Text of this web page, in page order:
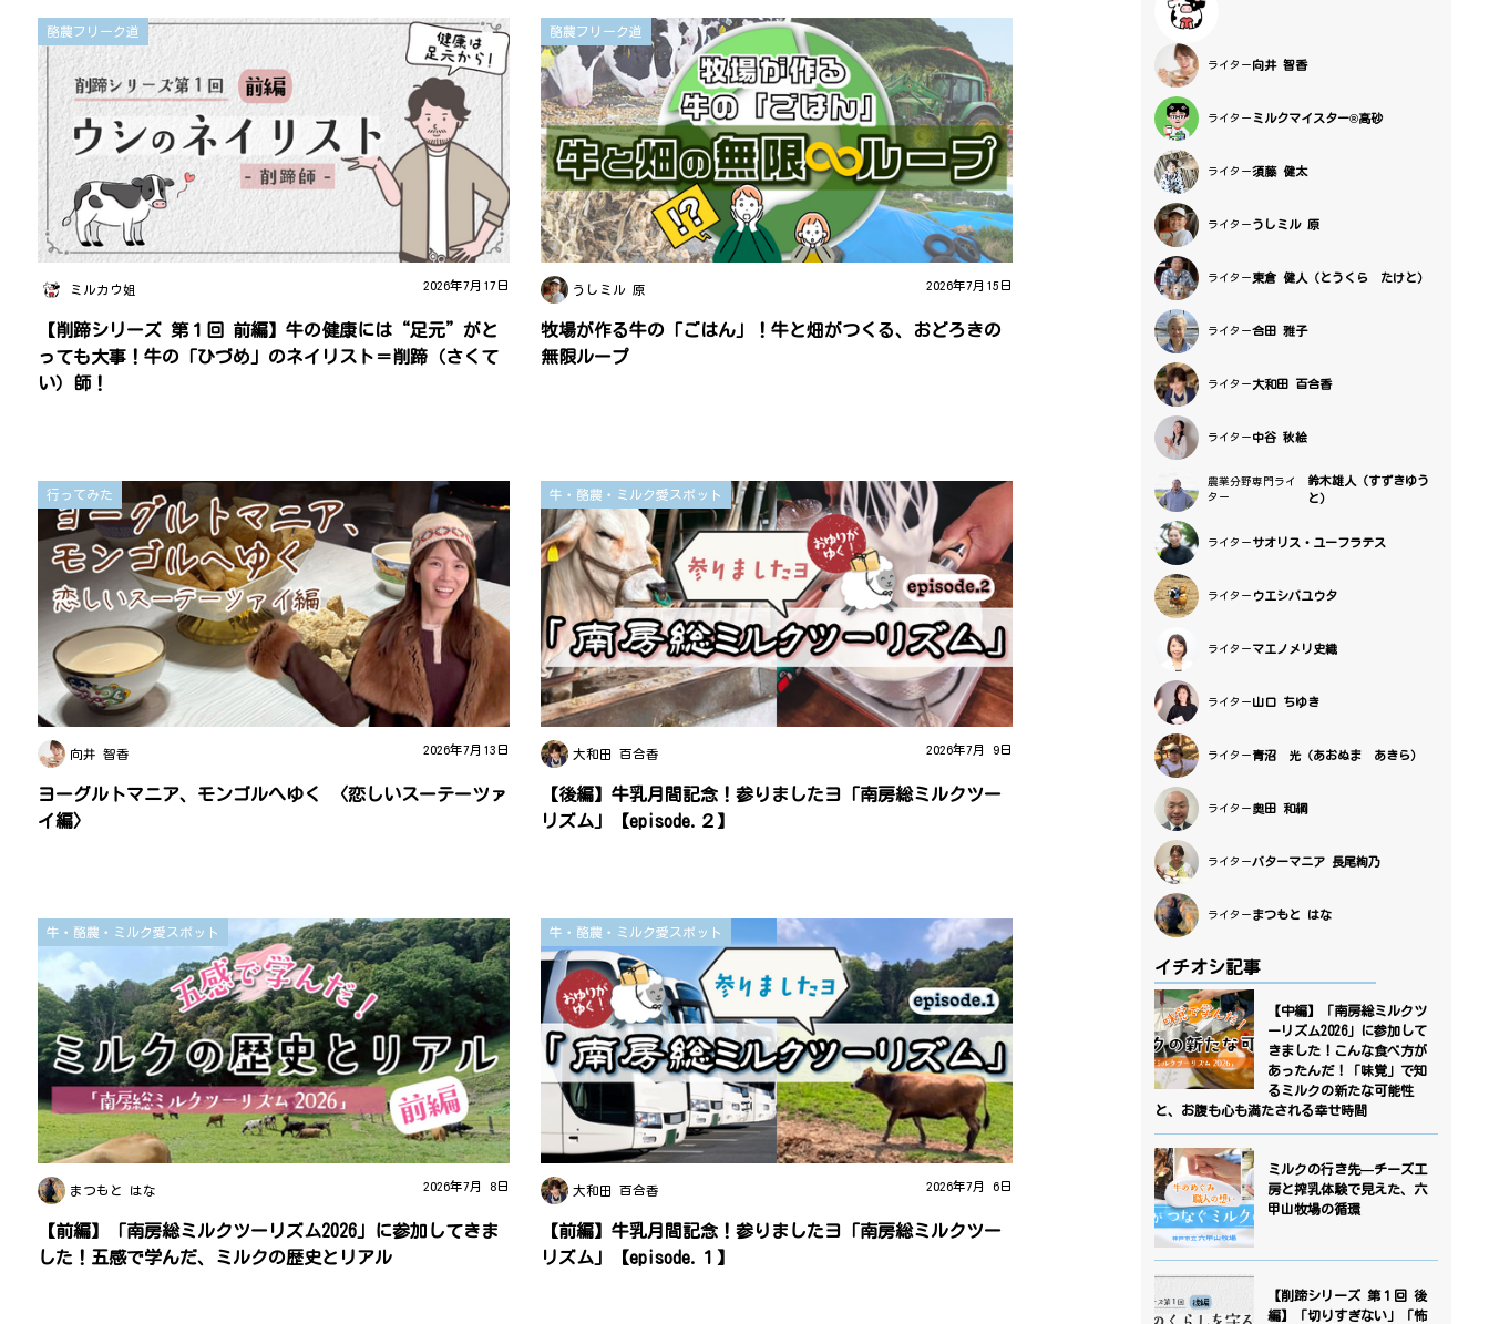
酪農フリーク道
ミルカウ姐 2026年7月17日
【削蹄シリーズ 第１回 前編】牛の健康には“足元”がと
っても大事！牛の「ひづめ」のネイリスト＝削蹄（さくて
い）師！
酪農フリーク道
うしミル 原 2026年7月15日
牧場が作る牛の「ごはん」！牛と畑がつくる、おどろきの
無限ループ
行ってみた
向井 智香 2026年7月13日
ヨーグルトマニア、モンゴルへゆく 〈恋しいスーテーツァ
イ編〉
牛・酪農・ミルク愛スポット
大和田 百合香 2026年7月 9日
【後編】牛乳月間記念！参りましたヨ「南房総ミルクツー
リズム」【episode.２】
牛・酪農・ミルク愛スポット
まつもと はな 2026年7月 8日
【前編】「南房総ミルクツーリズム2026」に参加してきま
した！五感で学んだ、ミルクの歴史とリアル
牛・酪農・ミルク愛スポット
大和田 百合香 2026年7月 6日
【前編】牛乳月間記念！参りましたヨ「南房総ミルクツー
リズム」【episode.１】
ライター 向井 智香
ライター ミルクマイスター®高砂
ライター須藤 健太
ライター うしミル 原
ライター 東倉 健人（とうくら たけと）
ライター合田 雅子
ライター 大和田 百合香
ライター 中谷 秋絵
農業分野専門ライ
ター
鈴木雄人（すずきゆう
と）
ライター サオリス・ユーフラテス
ライター ウエシバユウタ
ライター マエノメリ史織
ライター 山口 ちゆき
ライター 青沼 光（あおぬま あきら）
ライター 奥田 和綱
ライター バターマニア 長尾絢乃
ライター まつもと はな
イチオシ記事
【中編】「南房総ミルクツ
ーリズム2026」に参加して
きました！こんな食べ方が
あったんだ！「味覚」で知
るミルクの新たな可能性
と、お腹も心も満たされる幸せ時間
ミルクの行き先—チーズ工
房と搾乳体験で見えた、六
甲山牧場の循環
【削蹄シリーズ 第１回 後
編】「切りすぎない」「怖